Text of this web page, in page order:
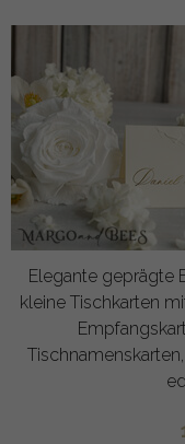
Elegante geprägte
kleine Tischkarten